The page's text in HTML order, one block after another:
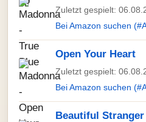
Zuletzt gespielt:
Bei Amazon suchen
Open Your Heart
Zuletzt gespielt:
Bei Amazon suchen
Beautiful Stranger